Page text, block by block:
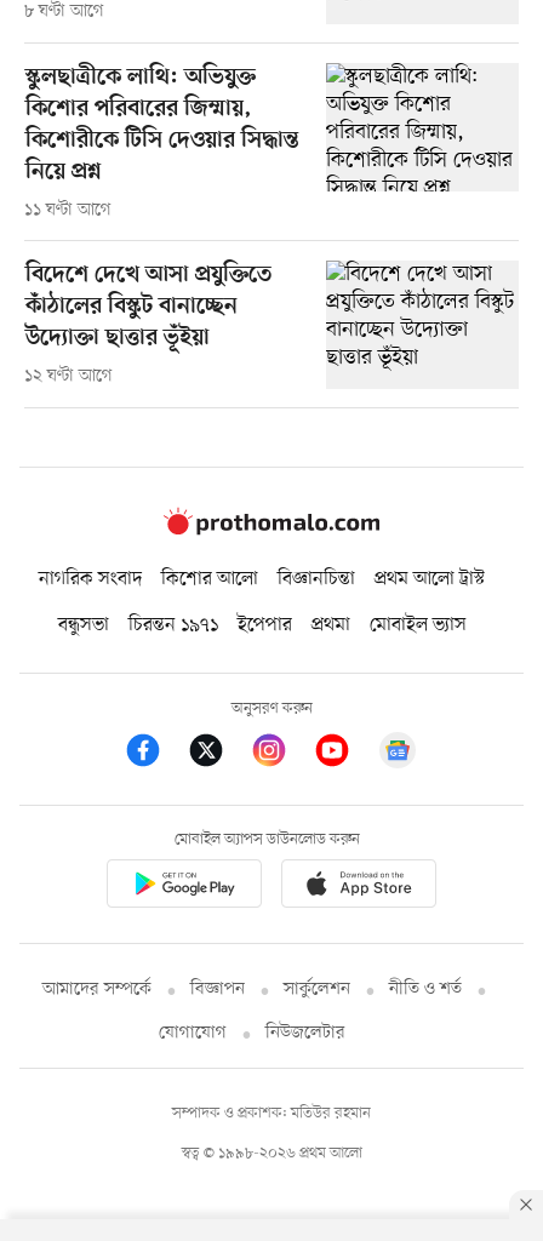
৮ ঘণ্টা আগে
স্কুলছাত্রীকে লাথি: অভিযুক্ত
কিশোর পরিবারের জিম্মায়,
কিশোরীকে টিসি দেওয়ার সিদ্ধান্ত
নিয়ে প্রশ্ন
১১ ঘণ্টা আগে
বিদেশে দেখে আসা প্রযুক্তিতে
কাঁঠালের বিস্কুট বানাচ্ছেন
উদ্যোক্তা ছাত্তার ভূঁইয়া
১২ ঘণ্টা আগে
নাগরিক সংবাদ কিশোর আলো বিজ্ঞানচিন্তা
প্রথম আলো ট্রাস্ট
বন্ধুসভা
চিরন্তন ১৯৭১ ইপেপার প্রথমা মোবাইল ভ্যাস
অনুসরণ করুন
মোবাইল অ্যাপস ডাউনলোড করুন
আমাদের সম্পর্কে বিজ্ঞাপন সার্কুলেশন
নীতি ও শর্ত
যোগাযোগ
নিউজলেটার
স্বত্ব © ১৯৯৮-২০২৬ প্রথম আলো
সম্পাদক ও প্রকাশক: মতিউর রহমান